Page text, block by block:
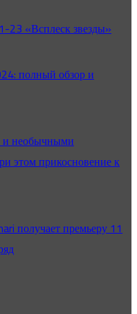
23 «Всплеск звезды»
полный обзор и
и необычными
этом прикосновение к
получает премьеру 11